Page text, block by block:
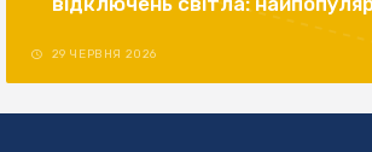
29 ЧЕРВНЯ 2026